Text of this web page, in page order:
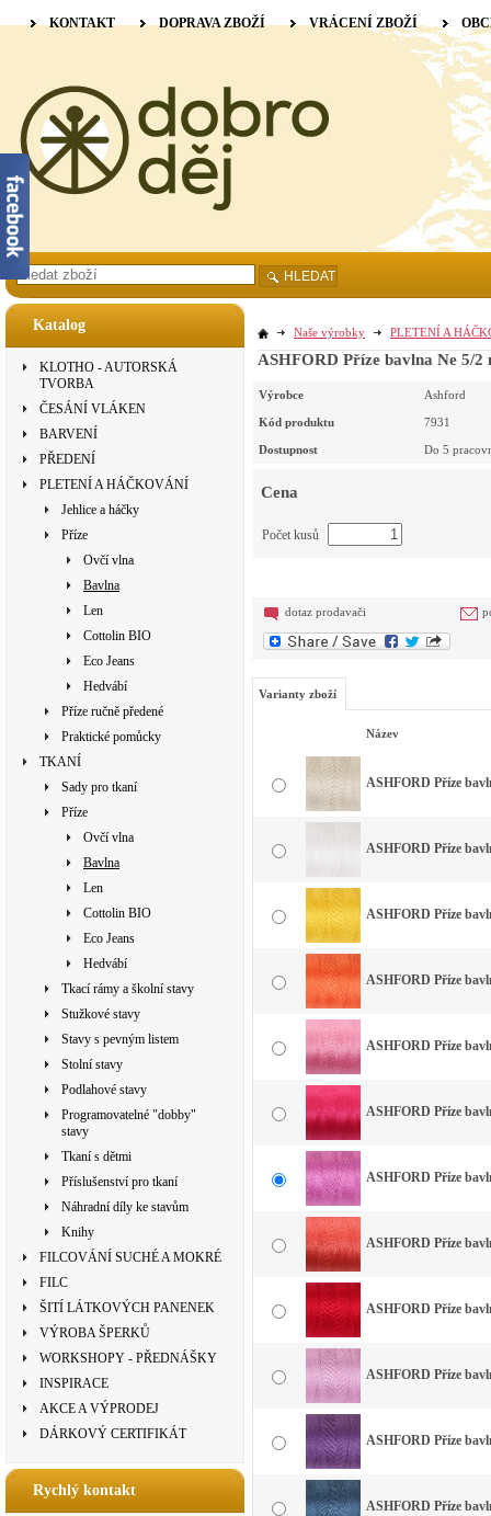
Katalog
KLOTHO - AUTORSKÁ
TVORBA
ČESÁNÍ VLÁKEN
BARVENÍ
PŘEDENÍ
PLETENÍ A HÁČKOVÁNÍ
Jehlice a háčky
Příze
Ovčí vlna
Bavlna
Len
Cottolin BIO
Eco Jeans
Hedvábí
Příze ručně předené
Praktické pomůcky
TKANÍ
Sady pro tkaní
Příze
Ovčí vlna
Bavlna
Len
Cottolin BIO
Eco Jeans
Hedvábí
Tkací rámy a školní stavy
Stužkové stavy
Stavy s pevným listem
Stolní stavy
Podlahové stavy
Programovatelné "dobby"
stavy
Tkaní s dětmi
Příslušenství pro tkaní
Náhradní díly ke stavům
Knihy
FILCOVÁNÍ SUCHÉ A MOKRÉ
FILC
ŠITÍ LÁTKOVÝCH PANENEK
VÝROBA ŠPERKŮ
WORKSHOPY - PŘEDNÁŠKY
INSPIRACE
AKCE A VÝPRODEJ
DÁRKOVÝ CERTIFIKÁT
Rychlý kontakt
Naše výrobky PLETENÍ A
ASHFORD Příze bavlna Ne 5/
Výrobce Ashford
Kód produktu 7931
Dostupnost Do 5
Cena
Počet kusů
dotaz prodavači
Varianty zboží
Název
ASHFORD Příze
ASHFORD Příze
ASHFORD Příze
ASHFORD Příze
ASHFORD Příze
ASHFORD Příze
ASHFORD Příze
ASHFORD Příze
ASHFORD Příze
ASHFORD Příze
ASHFORD Příze
ASHFORD Příze
KONTAKT DOPRAVA ZBOŽÍ VRÁCENÍ ZBOŽÍ
HLEDAT